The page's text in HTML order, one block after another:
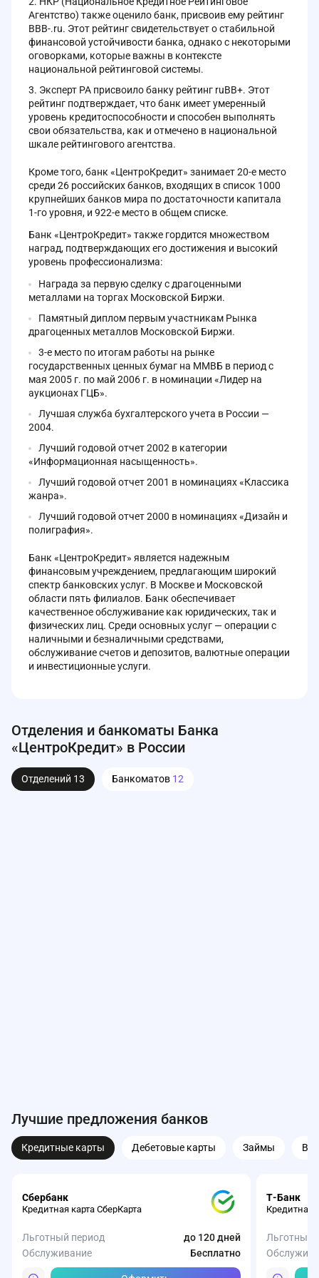
Скачайте установочный файл, размер которого
составляет 75.2 MB.
Установите приложение на вашем смартфоне и
начните использовать его для управления вашими
финансами и инвестициями.
В приложении можно совершать сделки на бирже
онлайн, управлять активами, инвестировать в
разные финансовые инструменты, такие как акции,
облигации, ПИФы и драгоценные металлы.
Агентство) также оценило банк, присвоив ему рейтинг
BBB-.ru. Этот рейтинг свидетельствует о стабильной
финансовой устойчивости банка, однако с некоторыми
оговорками, которые важны в контексте
национальной рейтинговой системы.
Эксперт РА присвоило банку рейтинг ruВВ+. Этот
рейтинг подтверждает, что банк имеет умеренный
уровень кредитоспособности и способен выполнять
свои обязательства, как и отмечено в национальной
шкале рейтингового агентства.
Кроме того, банк «ЦентроКредит» занимает 20-е место
среди 26 российских банков, входящих в список 1000
крупнейших банков мира по достаточности капитала
1-го уровня, и 922-е место в общем списке.
Банк «ЦентроКредит» также гордится множеством
наград, подтверждающих его достижения и высокий
уровень профессионализма:
Награда за первую сделку с драгоценными
металлами на торгах Московской Биржи.
Памятный диплом первым участникам Рынка
драгоценных металлов Московской Биржи.
3-е место по итогам работы на рынке
государственных ценных бумаг на ММВБ в период с
мая 2005 г. по май 2006 г. в номинации «Лидер на
аукционах ГЦБ».
Лучшая служба бухгалтерского учета в России —
2004.
Лучший годовой отчет 2002 в категории
«Информационная насыщенность».
Лучший годовой отчет 2001 в номинациях «Классика
жанра».
Лучший годовой отчет 2000 в номинациях «Дизайн и
полиграфия».
Банк «ЦентроКредит» является надежным
финансовым учреждением, предлагающим широкий
спектр банковских услуг. В Москве и Московской
области пять филиалов. Банк обеспечивает
качественное обслуживание как юридических, так и
физических лиц. Среди основных услуг — операции с
наличными и безналичными средствами,
обслуживание счетов и депозитов, валютные операции
и инвестиционные услуги.
Отделения и банкоматы Банка
«ЦентроКредит» в России
Отделений 13 Банкоматов 12
Лучшие предложения банков
Кредитные карты Дебетовые карты Займы
Сбербанк
Кредитная карта СберКарта
Льготный период
до 120 дней
Обслуживание
Бесплатно
Т-Банк
Кредитная
Льготный